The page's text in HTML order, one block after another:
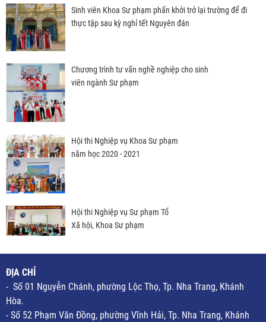
Sinh viên Khoa Sư phạm phấn khởi trở lại trường để đi
thực tập sau kỳ nghỉ tết Nguyên đán
Chương trình tư vấn nghề nghiệp cho sinh
viên ngành Sư phạm
Hội thi Nghiệp vụ Khoa Sư phạm
năm học 2020 - 2021
Hội thi Nghiệp vụ Sư phạm Tổ
Xã hội, Khoa Sư phạm
ĐỊA CHỈ
- Số 01 Nguyễn Chánh, phường Lộc Thọ, Tp. Nha Trang, Khánh
Hòa.
- Số 52 Phạm Văn Đồng, phường Vĩnh Hải, Tp. Nha Trang, Khánh